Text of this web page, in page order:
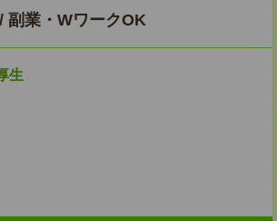
副業・WワークOK
生